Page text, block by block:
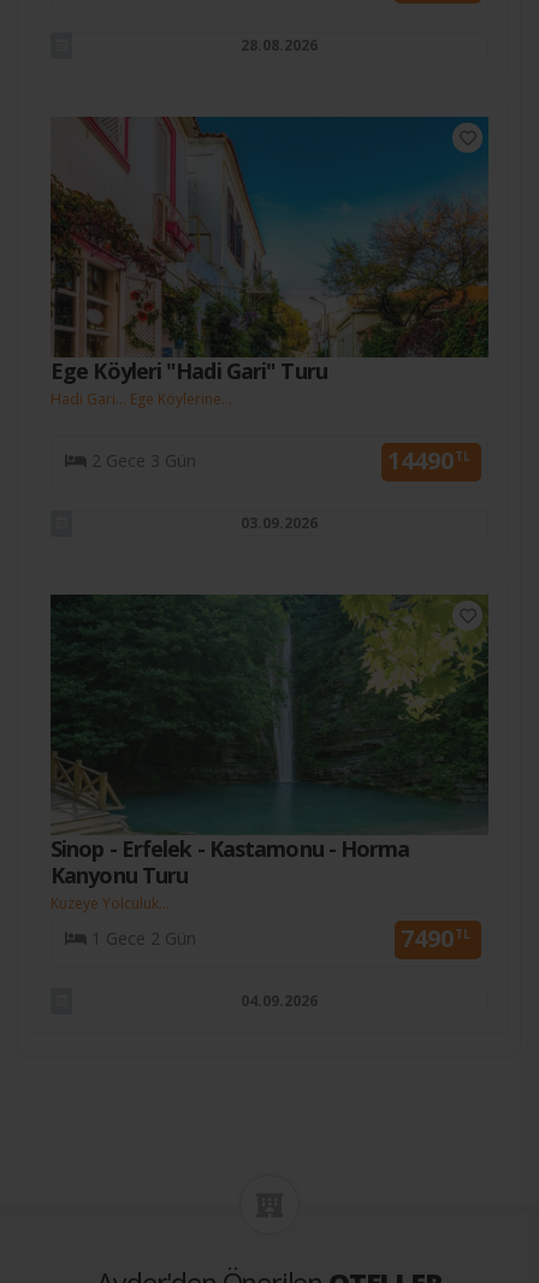
28.08.2026
Ege Köyleri "Hadi Gari" Turu
Hadi Gari... Ege Köylerine...
2 Gece 3 Gün 14490TL
03.09.2026
Sinop - Erfelek - Kastamonu - Horma
Kanyonu Turu
Kuzeye Yolculuk...
1 Gece 2 Gün 7490TL
04.09.2026